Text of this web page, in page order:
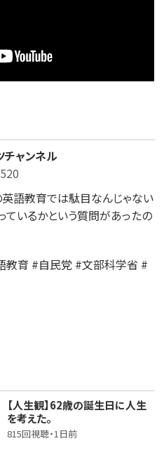
ャンネル
英語教育では駄目なんじゃない
ているかという質問があったの
教育 #自民党 #文部科学省 #
【人生観】62歳の誕生日に人生
を考えた。
815回視聴・1日前